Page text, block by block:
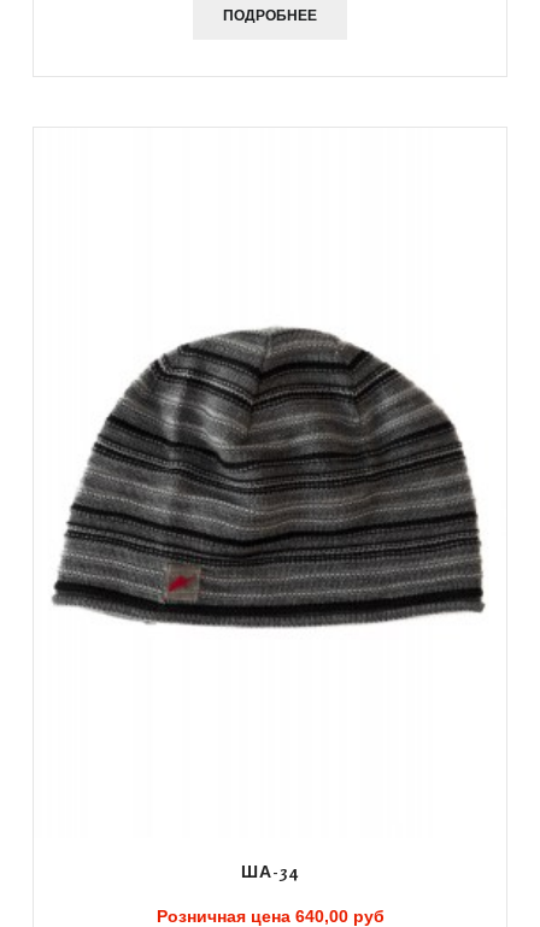
ПОДРОБНЕЕ
ША-34
Розничная цена 640,00 руб